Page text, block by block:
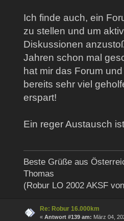
Ich finde auch, ein
zu stellen und um
Diskussionen
Jahren schon mal
hat mir das Forum
bereits sehr viel
erspart!
Ein reger Austausch
Beste Grüße aus
Thomas
(Robur LO 2002 AKSF
Re: Robur 16.000km
« Antwort #139 am: März 04,